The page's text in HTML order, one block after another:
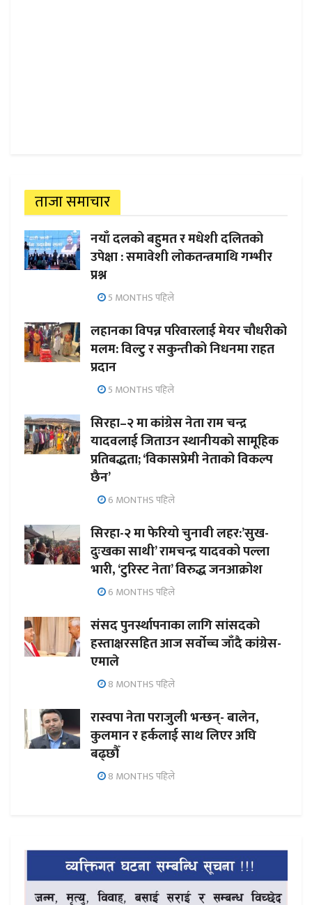
ताजा समाचार
नयाँ दलको बहुमत र मधेशी दलितको
उपेक्षा : समावेशी लोकतन्त्रमाथि गम्भीर
प्रश्न
5 MONTHS पहिले
लहानका विपन्न परिवारलाई मेयर चौधरीको
मलम: विल्टु र सकुन्तीको निधनमा राहत
प्रदान
5 MONTHS पहिले
सिरहा–२ मा कांग्रेस नेता राम चन्द्र
यादवलाई जिताउन स्थानीयको सामूहिक
प्रतिबद्धता; ‘विकासप्रेमी नेताको विकल्प
छैन’
6 MONTHS पहिले
सिरहा-२ मा फेरियो चुनावी लहर:’सुख-
दुःखका साथी’ रामचन्द्र यादवको पल्ला
भारी, ‘टुरिस्ट नेता’ विरुद्ध जनआक्रोश
6 MONTHS पहिले
संसद पुनर्स्थापनाका लागि सांसदको
हस्ताक्षरसहित आज सर्वोच्च जाँदै कांग्रेस-
एमाले
8 MONTHS पहिले
रास्वपा नेता पराजुली भन्छन्- बालेन,
कुलमान र हर्कलाई साथ लिएर अघि
बढ्छौँ
8 MONTHS पहिले